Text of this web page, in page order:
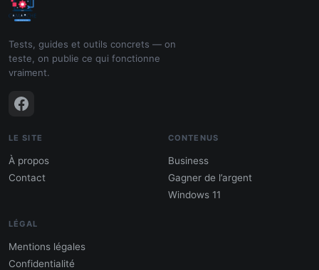
Tests, guides et outils concrets — on
teste, on publie ce qui fonctionne
vraiment.
LE SITE
À propos
Contact
CONTENUS
Business
Gagner de l’argent
Windows 11
LÉGAL
Mentions légales
Confidentialité